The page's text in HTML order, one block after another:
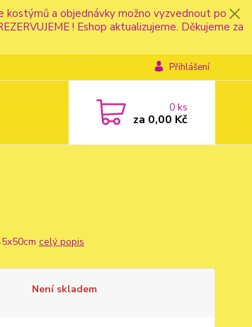
kostýmů a objednávky možno vyzvednout po
! Eshop aktualizujeme. Děkujeme za
Přihlášení
0ks
za 0,00 Kč
celý popis
Není skladem